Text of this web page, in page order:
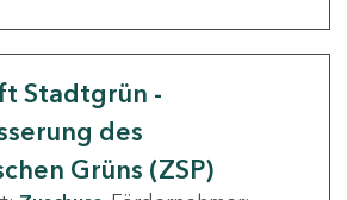
Stadtgrün -
des
Grüns (ZSP)